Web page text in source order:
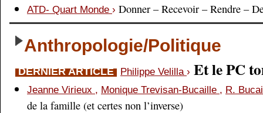
ATD- Quart Monde › Donner – Recevoir – Rendre –
Anthropologie/Politique
DERNIER ARTICLE Philippe Velilla › Et le PC
Jeanne Virieux , Monique Trevisan-Bucaille , R.
de la famille (et certes non l’inverse)